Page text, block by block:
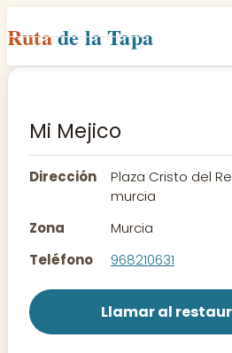
Rutade la Tapa
Inicio
Rutas
Contacto
Mi Mejico
Dirección
Plaza Cristo del
murcia
Zona
Murcia
Teléfono
968210631
Llamar al